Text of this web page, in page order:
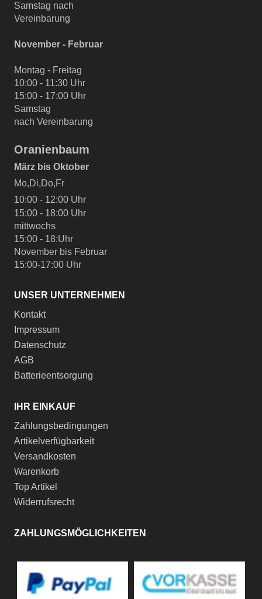
Samstag nach
Vereinbarung
November - Februar
Montag - Freitag
10:00 - 11:30 Uhr
15:00 - 17:00 Uhr
Samstag
nach Vereinbarung
Oranienbaum
März bis Oktober
Mo,Di,Do,Fr
10:00 - 12:00 Uhr
15:00 - 18:00 Uhr
mittwochs
15:00 - 18:Uhr
November bis Februar
15:00-17:00 Uhr
UNSER UNTERNEHMEN
Kontakt
Impressum
Datenschutz
AGB
Batterieentsorgung
IHR EINKAUF
Zahlungsbedingungen
Artikelverfügbarkeit
Versandkosten
Warenkorb
Top Artikel
Widerrufsrecht
ZAHLUNGSMÖGLICHKEITEN